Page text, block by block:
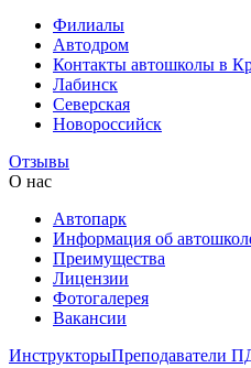
Филиалы
Автодром
Контакты автошколы в
Лабинск
Северская
Новороссийск
Отзывы
О нас
Автопарк
Информация об
Преимущества
Лицензии
Фотогалерея
Вакансии
ИнструкторыПреподаватели